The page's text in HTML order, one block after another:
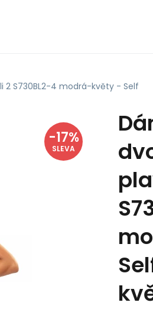
2 S730BL2-4 modrá-květy - Self
-17%
SLEVA